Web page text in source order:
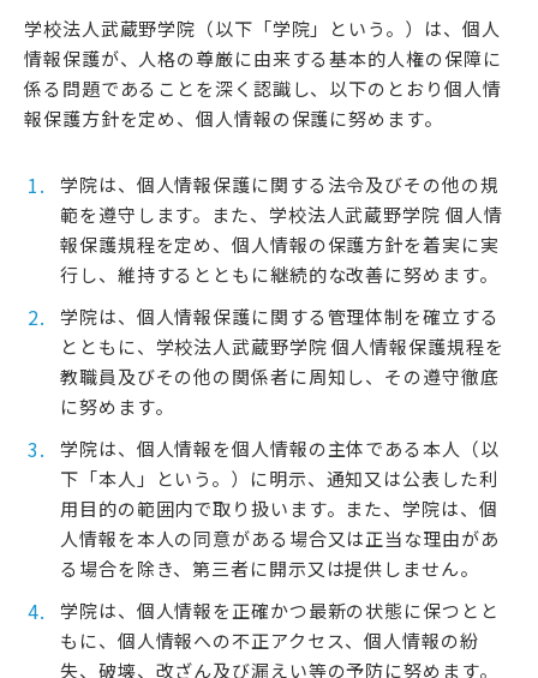
学校法人武蔵野学院（以下「学院」という。）は、個人
情報保護が、人格の尊厳に由来する基本的人権の保障に
係る問題であることを深く認識し、以下のとおり個人情
報保護方針を定め、個人情報の保護に努めます。
学院は、個人情報保護に関する法令及びその他の規
範を遵守します。また、学校法人武蔵野学院 個人情
報保護規程を定め、個人情報の保護方針を着実に実
行し、維持するとともに継続的な改善に努めます。
学院は、個人情報保護に関する管理体制を確立する
とともに、学校法人武蔵野学院 個人情報保護規程を
教職員及びその他の関係者に周知し、その遵守徹底
に努めます。
学院は、個人情報を個人情報の主体である本人（以
下「本人」という。）に明示、通知又は公表した利
用目的の範囲内で取り扱います。また、学院は、個
人情報を本人の同意がある場合又は正当な理由があ
る場合を除き、第三者に開示又は提供しません。
学院は、個人情報を正確かつ最新の状態に保つとと
もに、個人情報への不正アクセス、個人情報の紛
失、破壊、改ざん及び漏えい等の予防に努めます。